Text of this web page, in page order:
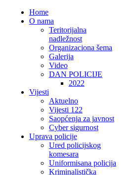
Home
O nama
Teritorijalna
nadležnost
Organizaciona šema
Galerija
Video
DAN POLICIJE
2022
Vijesti
Aktuelno
Vijesti 122
Saopćenja za javnost
Cyber sigurnost
Uprava policije
Ured policijskog
komesara
Uniformisana policija
Kriminalistička